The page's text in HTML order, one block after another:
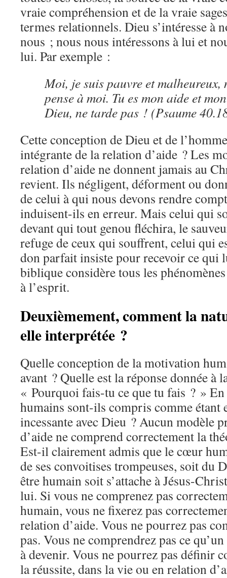
vraie compréhension et de la vraie
termes relationnels. Dieu s’intéresse à
nous ; nous nous intéressons à lui et
lui. Par exemple :
Moi, je suis pauvre et malheureux,
pense à moi. Tu es mon aide et
Dieu, ne tarde pas ! (Psaume
Cette conception de Dieu et de
intégrante de la relation d’aide ? Les
relation d’aide ne donnent jamais au
revient. Ils négligent, déforment ou
de celui à qui nous devons rendre
induisent-ils en erreur. Mais celui qui
devant qui tout genou fléchira, le
refuge de ceux qui souffrent, celui qui
don parfait insiste pour recevoir ce qui
biblique considère tous les
à l’esprit.
Deuxièmement, comment la
elle interprétée ?
Quelle conception de la motivation
avant ? Quelle est la réponse donnée à
« Pourquoi fais-tu ce que tu fais ? »
humains sont-ils compris comme étant
incessante avec Dieu ? Aucun modèle
d’aide ne comprend correctement la
Est-il clairement admis que le cœur
de ses convoitises trompeuses, soit du
être humain soit s’attache à Jésus-
lui. Si vous ne comprenez pas
humain, vous ne fixerez pas
relation d’aide. Vous ne pourrez pas
pas. Vous ne comprendrez pas ce
à devenir. Vous ne pourrez pas définir
la réussite, dans la vie ou en relation